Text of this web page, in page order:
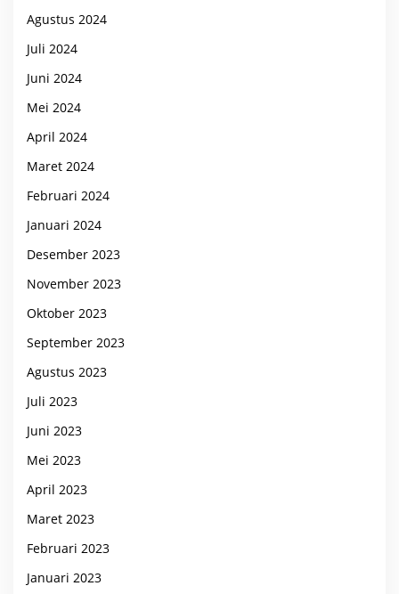
Agustus 2024
Juli 2024
Juni 2024
Mei 2024
April 2024
Maret 2024
Februari 2024
Januari 2024
Desember 2023
November 2023
Oktober 2023
September 2023
Agustus 2023
Juli 2023
Juni 2023
Mei 2023
April 2023
Maret 2023
Februari 2023
Januari 2023